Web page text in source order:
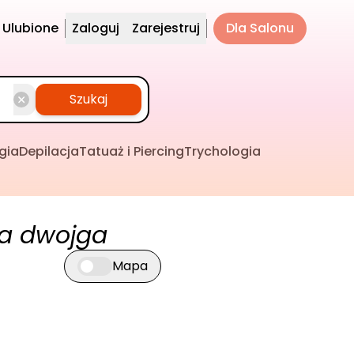
Ulubione Zaloguj Zarejestruj Dla Salonu
Szukaj
DepilacjaTatuaż i PiercingTrychologia
dwojga
Przełącz widok mapy
Mapa